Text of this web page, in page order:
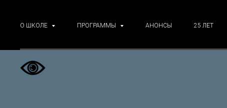
О ШКОЛЕ ПРОГРАММЫ АНОНСЫ 25 ЛЕТ